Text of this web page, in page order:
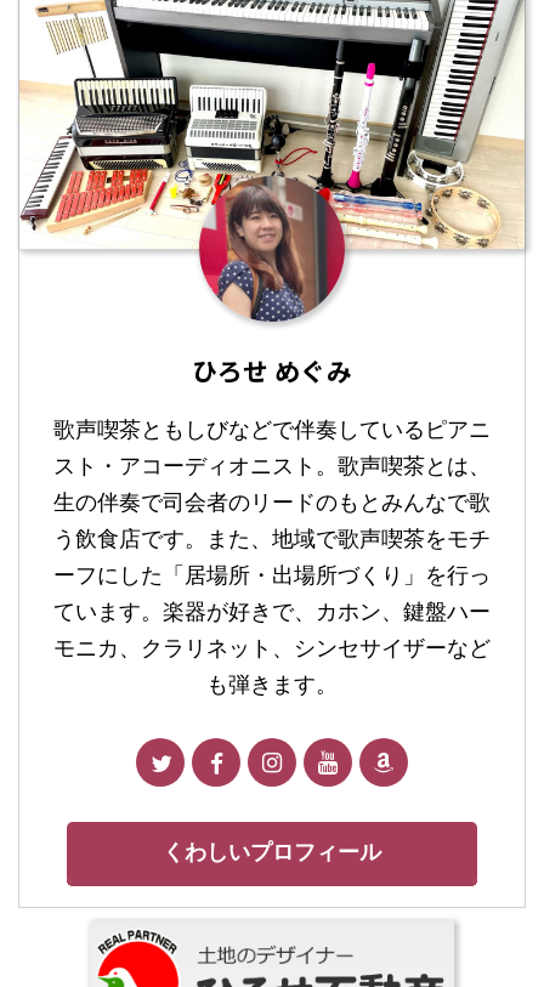
ひろせ めぐみ
歌声喫茶ともしびなどで伴奏しているピアニ
スト・アコーディオニスト。歌声喫茶とは、
生の伴奏で司会者のリードのもとみんなで歌
う飲食店です。また、地域で歌声喫茶をモチ
ーフにした「居場所・出場所づくり」を行っ
ています。楽器が好きで、カホン、鍵盤ハー
モニカ、クラリネット、シンセサイザーなど
も弾きます。
くわしいプロフィール